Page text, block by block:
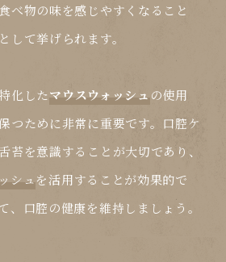
べ物の味を感じやすくなること
して挙げられます。
化したマウスウォッシュ の使用
つために非常に重要です。口腔ケ
苔を意識することが大切であり、
シュを活用することが効果的で
、口腔の健康を維持しましょう。